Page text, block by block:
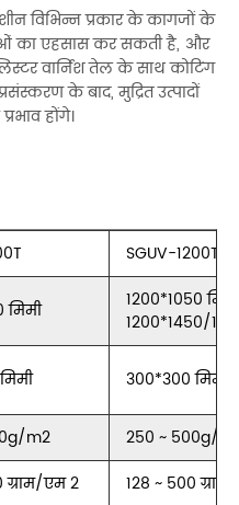
विभिन्न प्रकार के कागजों के
का एहसास कर सकती है, और
वार्निश तेल के साथ कोटिंग
के बाद, मुद्रित उत्पादों
होंगे।
SGUV-1200T/-
मिमी
1200*1050 मिमी
1200*1450/
300*300 मिमी
m2
250 ~ 500g/
ग्राम/एम 2
128 ~ 500